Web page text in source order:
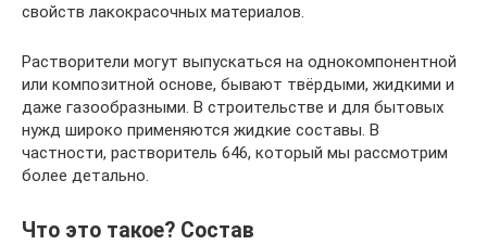
свойств лакокрасочных материалов.
Растворители могут выпускаться на однокомпонентной
или композитной основе, бывают твёрдыми, жидкими и
даже газообразными. В строительстве и для бытовых
нужд широко применяются жидкие составы. В
частности, растворитель 646, который мы рассмотрим
более детально.
Что это такое? Состав